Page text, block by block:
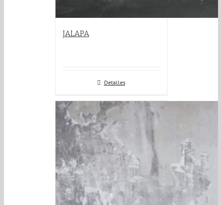
JALAPA
Detalles